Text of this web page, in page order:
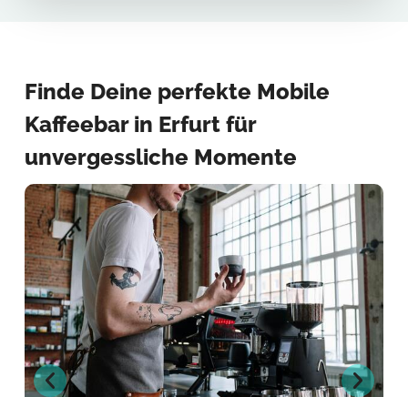
Finde Deine perfekte Mobile
Kaffeebar in Erfurt für
unvergessliche Momente